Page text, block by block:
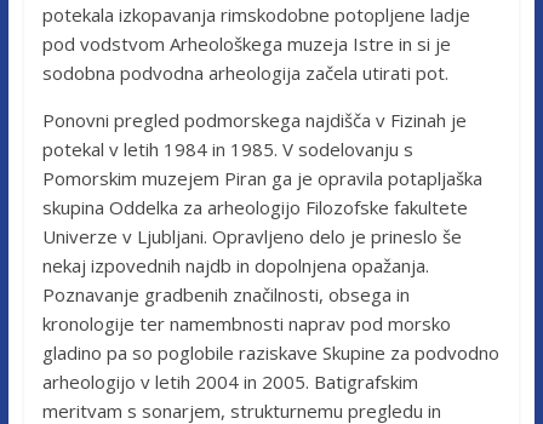
potekala izkopavanja rimskodobne potopljene ladje
pod vodstvom Arheološkega muzeja Istre in si je
sodobna podvodna arheologija začela utirati pot.
Ponovni pregled podmorskega najdišča v Fizinah je
potekal v letih 1984 in 1985. V sodelovanju s
Pomorskim muzejem Piran ga je opravila potapljaška
skupina Oddelka za arheologijo Filozofske fakultete
Univerze v Ljubljani. Opravljeno delo je prineslo še
nekaj izpovednih najdb in dopolnjena opažanja.
Poznavanje gradbenih značilnosti, obsega in
kronologije ter namembnosti naprav pod morsko
gladino pa so poglobile raziskave Skupine za podvodno
arheologijo v letih 2004 in 2005. Batigrafskim
meritvam s sonarjem, strukturnemu pregledu in